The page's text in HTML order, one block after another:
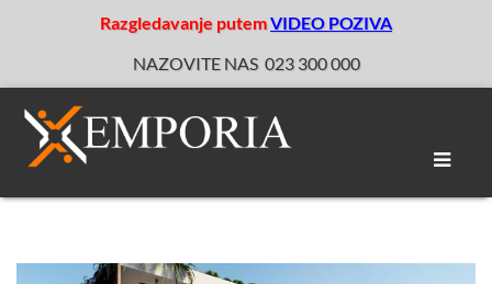
Razgledavanje putemVIDEO POZIVA
NAZOVITE NAS 023 300 000
Toggle